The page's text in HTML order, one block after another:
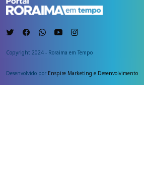
Copyright 2024 - Roraima em Tempo
Desenvolvido por Enspire Marketing e Desenvolvimento